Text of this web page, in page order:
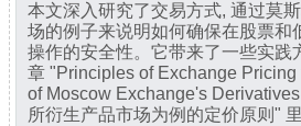
本文深入研究了交易方式, 通过莫
场的例子来说明如何确保在股票和
操作的安全性。它带来了一些实践
章 "Principles of Exchange
of Moscow Exchange's
所衍生产品市场为例的定价原则" 里